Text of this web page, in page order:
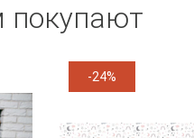
покупают
-24%